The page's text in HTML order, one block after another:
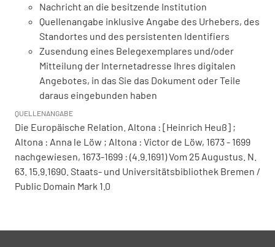
Nachricht an die besitzende Institution
Quellenangabe inklusive Angabe des Urhebers, des
Standortes und des persistenten Identifiers
Zusendung eines Belegexemplares und/oder
Mitteilung der Internetadresse Ihres digitalen
Angebotes, in das Sie das Dokument oder Teile
daraus eingebunden haben
QUELLENANGABE
Die Europäische Relation. Altona : [Heinrich Heuß] ;
Altona : Anna le Löw ; Altona : Victor de Löw, 1673 - 1699
nachgewiesen, 1673-1699 : (4.9.1691) Vom 25 Augustus. N.
63. 15.9.1690. Staats- und Universitätsbibliothek Bremen /
Public Domain Mark 1.0